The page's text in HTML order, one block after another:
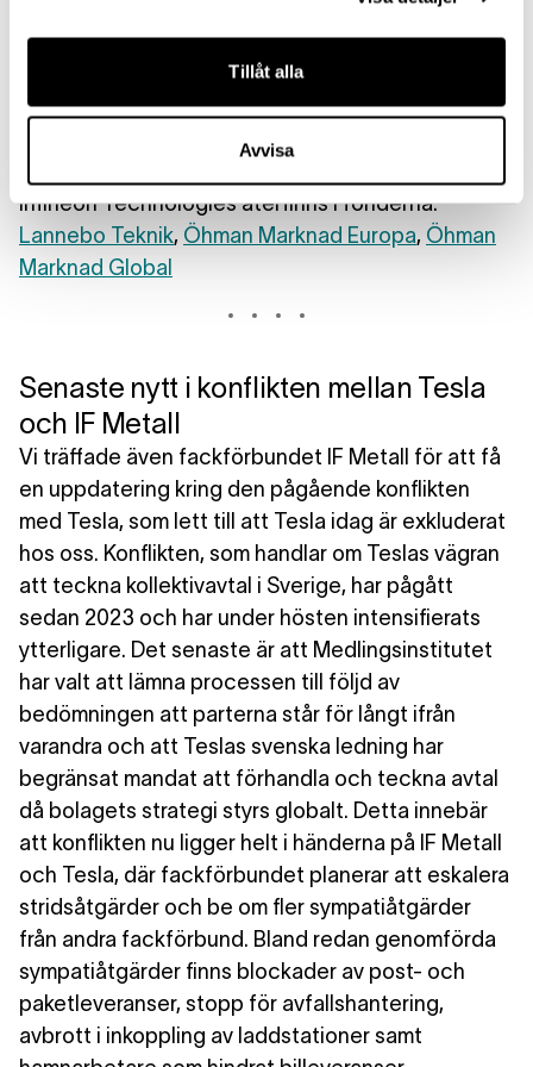
Tillåt alla
Avvisa
detta, men hänvisade till sin kommande
november.
Infineon Technologies återfinns I fonderna:
Lannebo Teknik, Öhman Marknad Europa, Öhman
Marknad Global
Senaste nytt i konflikten mellan Tesla
och IF Metall
Vi träffade även fackförbundet IF Metall för att få
en uppdatering kring den pågående konflikten
med Tesla, som lett till att Tesla idag är exkluderat
hos oss. Konflikten, som handlar om Teslas vägran
att teckna kollektivavtal i Sverige, har pågått
sedan 2023 och har under hösten intensifierats
ytterligare. Det senaste är att Medlingsinstitutet
har valt att lämna processen till följd av
bedömningen att parterna står för långt ifrån
varandra och att Teslas svenska ledning har
begränsat mandat att förhandla och teckna avtal
då bolagets strategi styrs globalt. Detta innebär
att konflikten nu ligger helt i händerna på IF Metall
och Tesla, där fackförbundet planerar att eskalera
stridsåtgärder och be om fler sympatiåtgärder
från andra fackförbund. Bland redan genomförda
sympatiåtgärder finns blockader av post- och
paketleveranser, stopp för avfallshantering,
avbrott i inkoppling av laddstationer samt